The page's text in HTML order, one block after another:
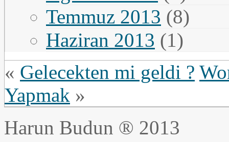
Temmuz 2013 (8)
Haziran 2013 (1)
« Gelecekten mi geldi ?
Yapmak »
Harun Budun ® 2013